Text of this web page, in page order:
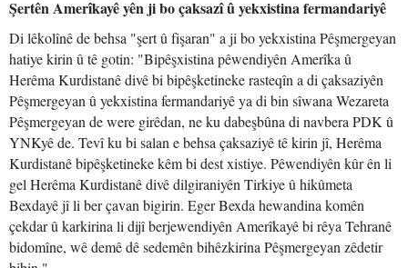
Şertên Amerîkayê yên ji bo çaksazî û yekxistina fermandariyê
Di lêkolînê de behsa "şert û fişaran" a ji bo yekxistina Pêşmergeyan
hatiye kirin û tê gotin: "Bipêşxistina pêwendiyên Amerîka û
Herêma Kurdistanê divê bi bipêşketineke rasteqîn a di çaksaziyên
Pêşmergeyan û yekxistina fermandariyê ya di bin sîwana Wezareta
Pêşmergeyan de were girêdan, ne ku dabeşbûna di navbera PDK û
YNKyê de. Tevî ku bi salan e behsa çaksaziyê tê kirin jî, Herêma
Kurdistanê bipêşketineke kêm bi dest xistiye. Pêwendiyên kûr ên li
gel Herêma Kurdistanê divê dilgiraniyên Tirkiye û hikûmeta
Bexdayê jî li ber çavan bigirin. Eger Bexda hewandina komên
çekdar û karkirina li dijî berjewendiyên Amerîkayê bi rêya Tehranê
bidomîne, wê demê dê sedemên bihêzkirina Pêşmergeyan zêdetir